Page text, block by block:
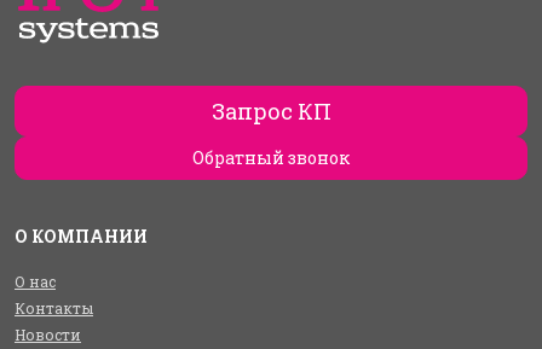
Запрос КП
Обратный звонок
О КОМПАНИИ
О нас
Контакты
Новости